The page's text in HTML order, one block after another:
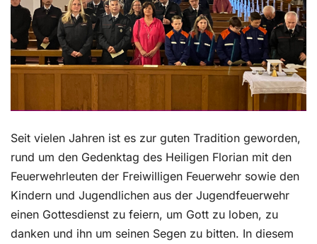
Seit vielen Jahren ist es zur guten Tradition geworden,
rund um den Gedenktag des Heiligen Florian mit den
Feuerwehrleuten der Freiwilligen Feuerwehr sowie den
Kindern und Jugendlichen aus der Jugendfeuerwehr
einen Gottesdienst zu feiern, um Gott zu loben, zu
danken und ihn um seinen Segen zu bitten. In diesem